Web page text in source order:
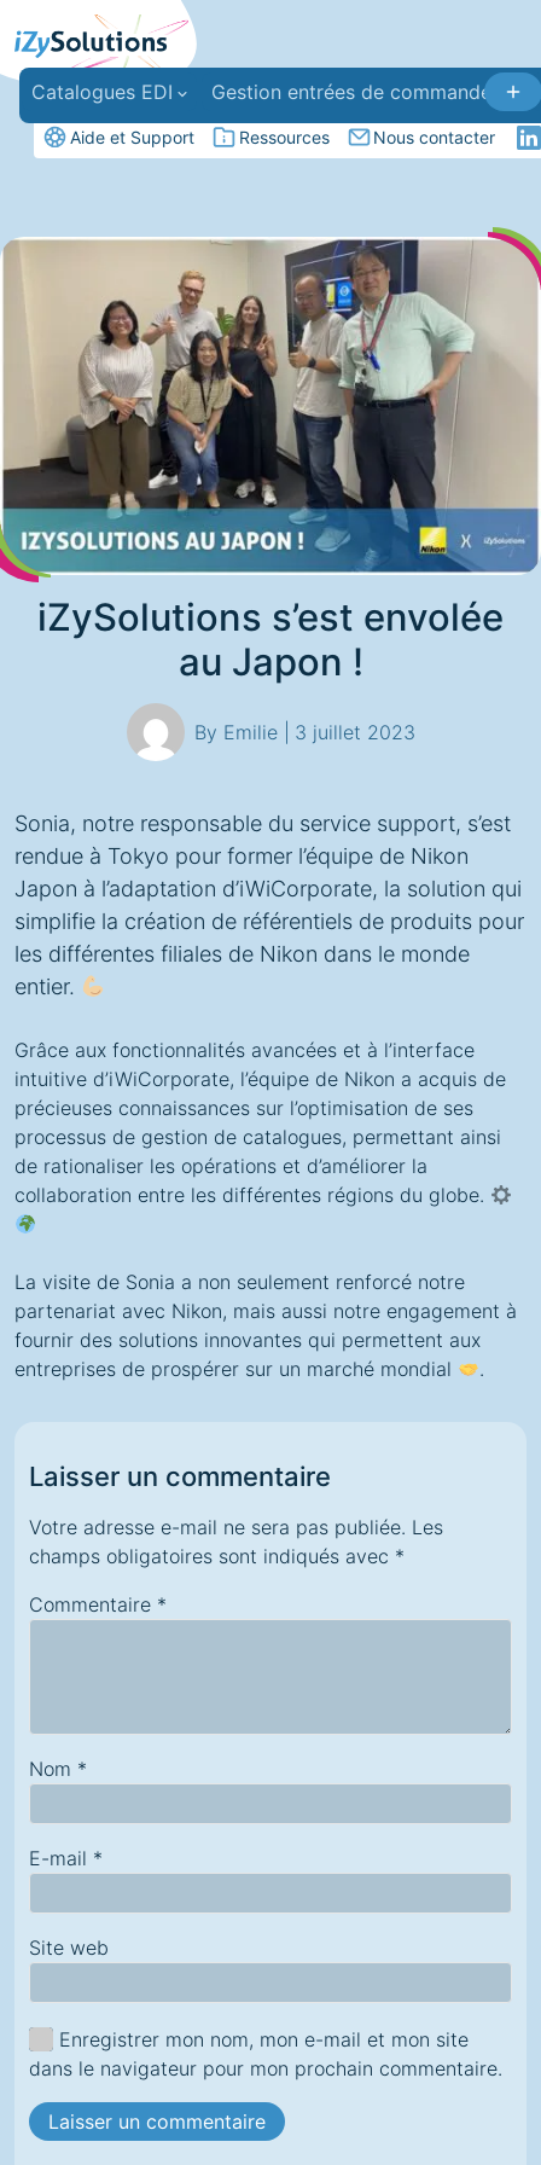
Aide et Support Ressources Nous contacter
Catalogues EDI Gestion entrées de commandes
iZySolutions s’est envolée
au Japon !
By Emilie | 3 juillet 2023
Sonia, notre responsable du service support, s’est
rendue à Tokyo pour former l’équipe de Nikon
Japon à l’adaptation d’iWiCorporate, la solution qui
simplifie la création de référentiels de produits pour
les différentes filiales de Nikon dans le monde
entier.
Grâce aux fonctionnalités avancées et à l’interface
intuitive d’iWiCorporate, l’équipe de Nikon a acquis de
précieuses connaissances sur l’optimisation de ses
processus de gestion de catalogues, permettant ainsi
de rationaliser les opérations et d’améliorer la
collaboration entre les différentes régions du globe.
La visite de Sonia a non seulement renforcé notre
partenariat avec Nikon, mais aussi notre engagement à
fournir des solutions innovantes qui permettent aux
entreprises de prospérer sur un marché mondial
.
Laisser un commentaire
Votre adresse e-mail ne sera pas publiée. Les
champs obligatoires sont indiqués avec *
Commentaire *
Nom *
E-mail *
Site web
Enregistrer mon nom, mon e-mail et mon site
dans le navigateur pour mon prochain commentaire.